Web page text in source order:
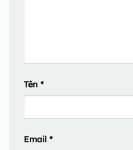
Tên *
Email *